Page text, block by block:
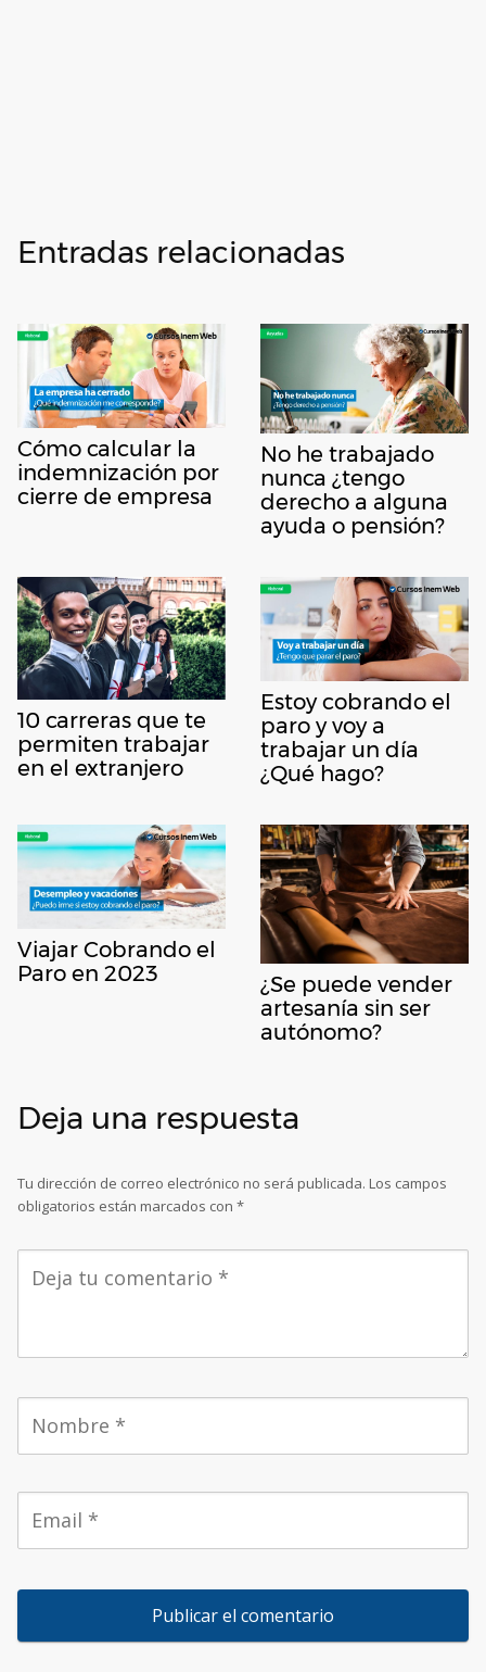
Entradas relacionadas
Cómo calcular la
indemnización por
cierre de empresa
No he trabajado
nunca ¿tengo
derecho a alguna
ayuda o pensión?
10 carreras que te
permiten trabajar
en el extranjero
Estoy cobrando el
paro y voy a
trabajar un día
¿Qué hago?
Viajar Cobrando el
Paro en 2023
¿Se puede vender
artesanía sin ser
autónomo?
Deja una respuesta
Tu dirección de correo electrónico no será publicada. Los campos
obligatorios están marcados con *